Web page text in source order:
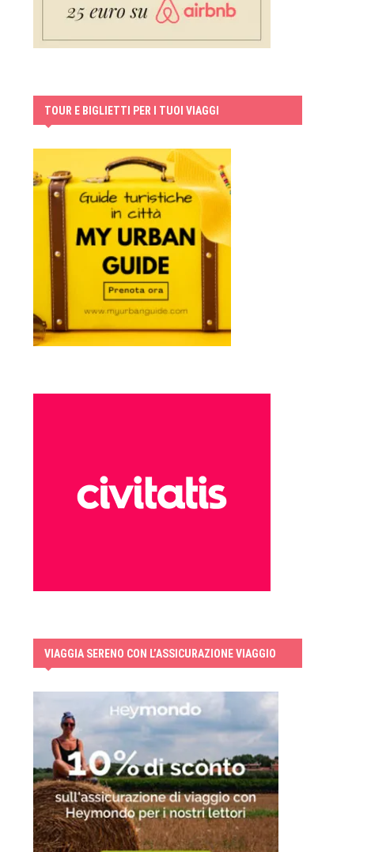
TOUR E BIGLIETTI PER I TUOI VIAGGI
VIAGGIA SERENO CON L’ASSICURAZIONE VIAGGIO